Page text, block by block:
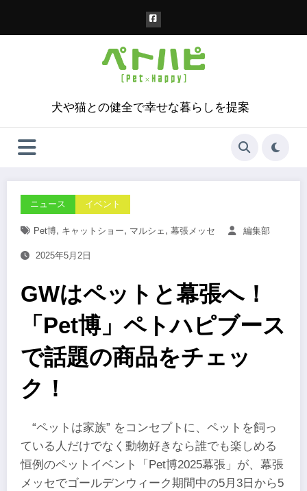
犬や猫との健全で幸せな暮らしを提案
ニュース イベント
Pet博, キャットショー, マルシェ , 幕張メッセ 編集部
2025年5月2日
GWはペットと幕張へ！
「Pet博」ペトハピブース
で話題の商品をチェッ
ク！
“ペットは家族” をコンセプトに、ペットを飼っ
ている人だけでなく動物好きなら誰でも楽しめる
恒例のペットイベント「Pet博2025幕張」が、幕張
メッセでゴールデンウィーク期間中の5月3日から5